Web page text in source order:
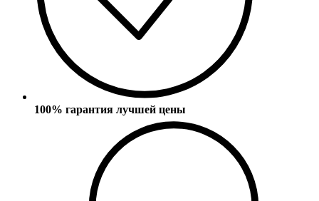
100% гарантия лучшей цены